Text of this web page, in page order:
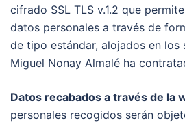
cifrado SSL TLS v.1.2 que
datos personales a través de
de tipo estándar, alojados en los
Miguel Nonay Almalé ha
Datos recabados a través de la
personales recogidos serán